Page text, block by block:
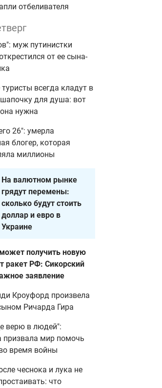
отбеливателя
муж путинистки
от ее сына-
всегда кладут в
для душа: вот
нужна
26": умерла
блогер, которая
миллионы
На валютном рынке
грядут перемены:
сколько будут стоить
доллар и евро в
Украине
получить новую
ракет РФ: Сикорский
заявление
Кроуфорд произвела
Ричарда Гира
верю в людей":
мир помочь
время войны
чеснока и лука не
что